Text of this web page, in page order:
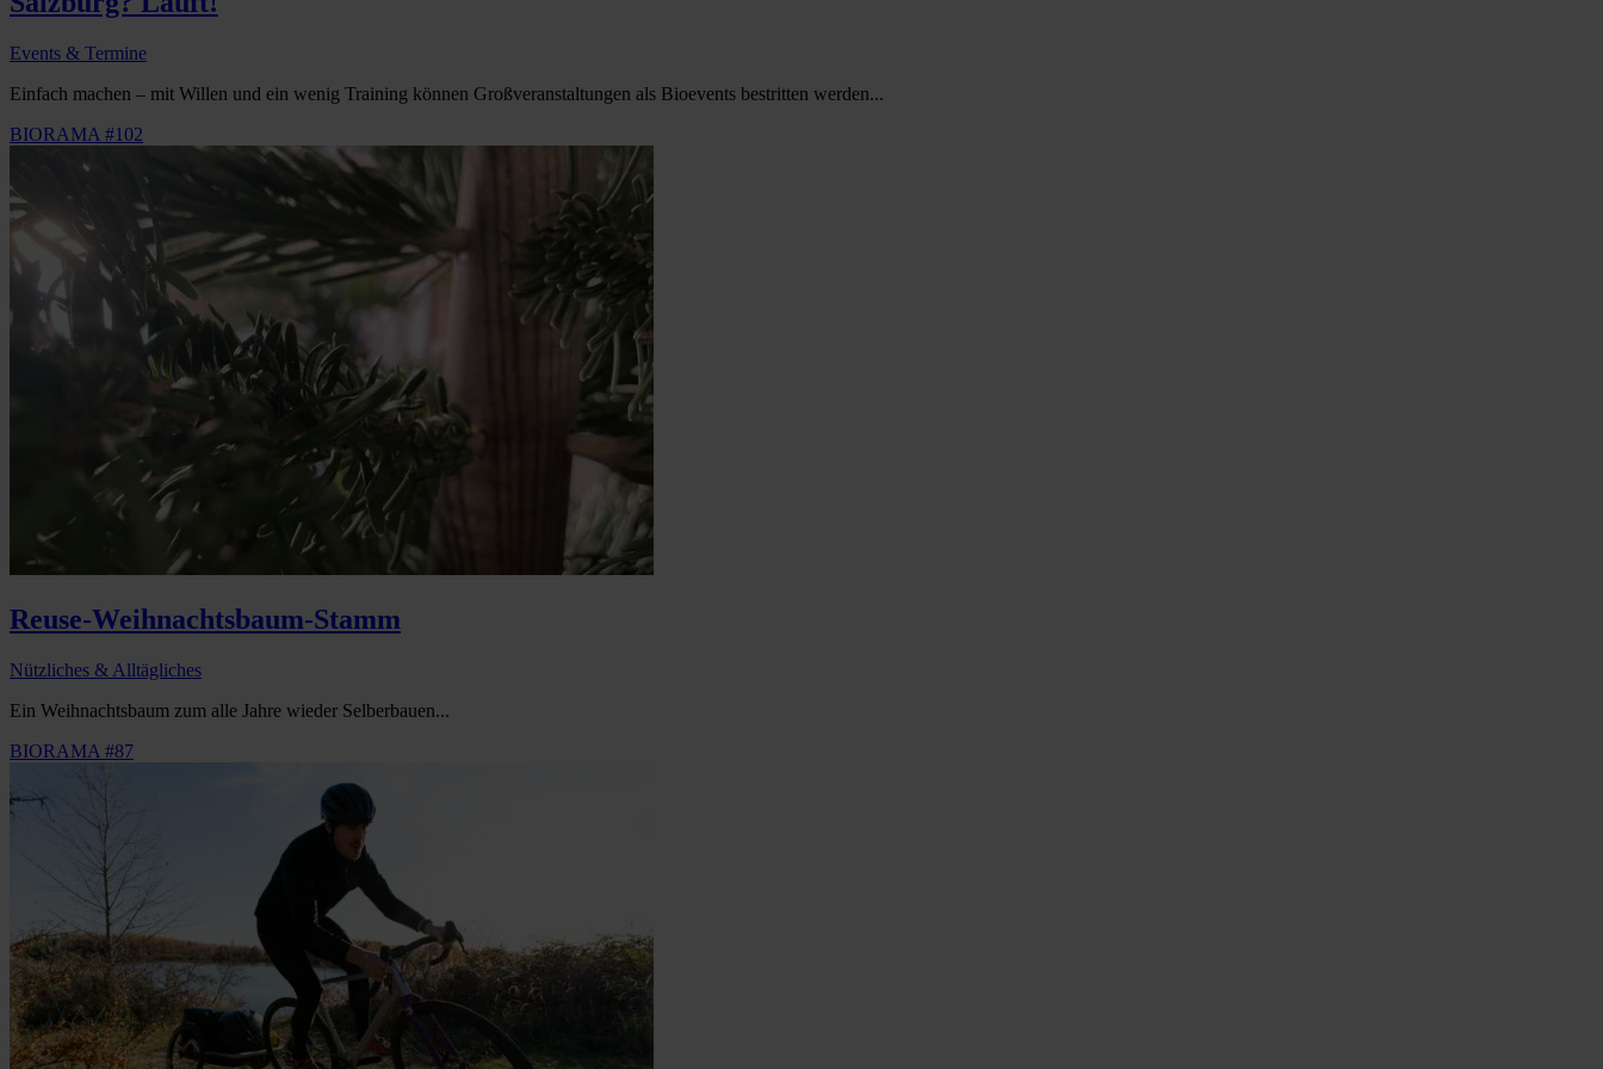
Events & Termine
Einfach machen – mit Willen und ein wenig Training können Großveranstaltungen als Bioevents bestritten werden...
BIORAMA #102
Reuse-Weihnachtsbaum-Stamm
Nützliches & Alltägliches
Ein Weihnachtsbaum zum alle Jahre wieder Selberbauen...
BIORAMA #87